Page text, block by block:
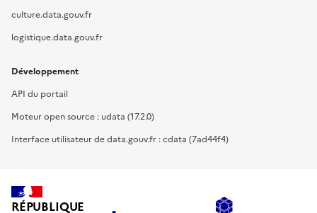
culture.data.gouv.fr
logistique.data.gouv.fr
Développement
API du portail
Moteur open source : udata (17.2.0)
Interface utilisateur de data.gouv.fr : cdata (7ad44f4)
RÉPUBLIQUE